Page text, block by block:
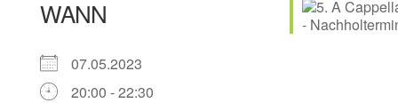
WANN
07.05.2023
20:00 - 22:30